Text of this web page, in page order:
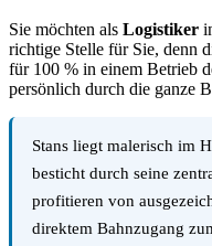
Sie möchten als Logistiker
richtige Stelle für Sie, denn
für 100 % in einem Betrieb
persönlich durch die ganze
Stans liegt malerisch im
besticht durch seine
profitieren von
direktem Bahnzugang